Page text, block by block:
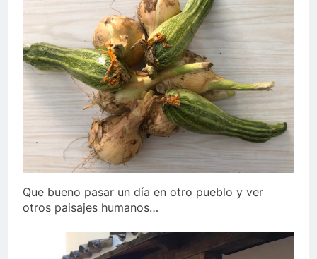
Que bueno pasar un día en otro pueblo y ver
otros paisajes humanos…